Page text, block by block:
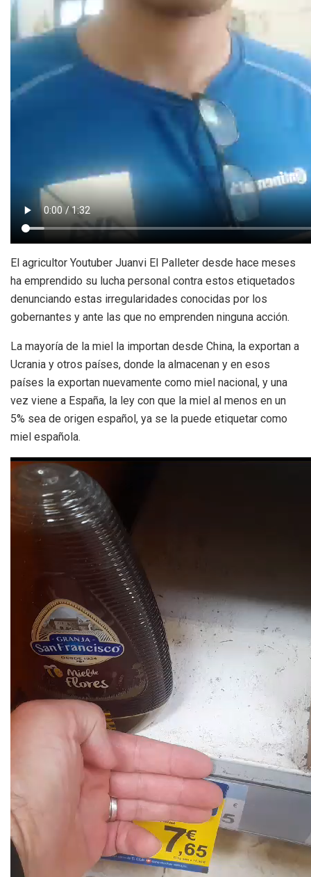
El agricultor Youtuber Juanvi El Palleter desde hace meses
ha emprendido su lucha personal contra estos etiquetados
denunciando estas irregularidades conocidas por los
gobernantes y ante las que no emprenden ninguna acción.
La mayoría de la miel la importan desde China, la exportan a
Ucrania y otros países, donde la almacenan y en esos
países la exportan nuevamente como miel nacional, y una
vez viene a España, la ley con que la miel al menos en un
5% sea de origen español, ya se la puede etiquetar como
miel española.